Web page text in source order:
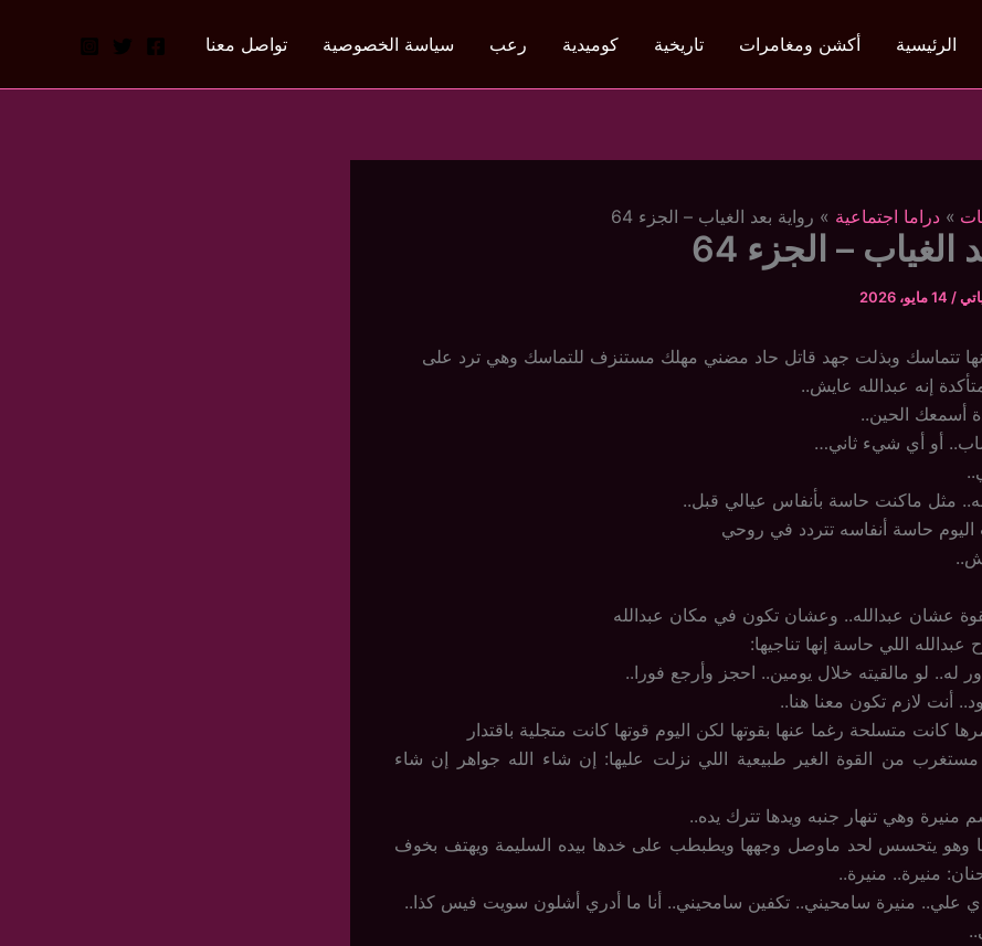
الرئيسية أكشن ومغامرات تاريخية كوميدية رعب سياسة الخصوصية تواصل معنا
دراما اجتماعية رواية بعد الغياب – الجزء 64
الغياب – الجزء 64
/ 14 مايو، 2026
تتماسك وبذلت جهد قاتل حاد مضني مهلك مستنزف للتماسك وهي ترد على
إنه عبدالله عايش..
أسمعك الحين..
أو أي شيء ثاني…
مثل ماكنت حاسة بأنفاس عيالي قبل..
اليوم حاسة أنفاسه تتردد في روحي
عشان عبدالله.. وعشان تكون في مكان عبدالله
اللي حاسة إنها تناجيها:
له.. لو مالقيته خلال يومين.. احجز وأرجع فورا..
أنت لازم تكون معنا هنا..
كانت متسلحة رغما عنها بقوتها لكن اليوم قوتها كانت متجلية باقتدار
مستغرب من القوة الغير طبيعية اللي نزلت عليها: إن شاء الله جواهر إن شاء
وهي تنهار جنبه ويدها تترك يده..
وهو يتحسس لحد ماوصل وجهها ويطبطب على خدها بيده السليمة ويهتف بخوف
منيرة.. منيرة..
علي.. منيرة سامحيني.. تكفين سامحيني.. أنا ما أدري أشلون سويت فيس كذا..